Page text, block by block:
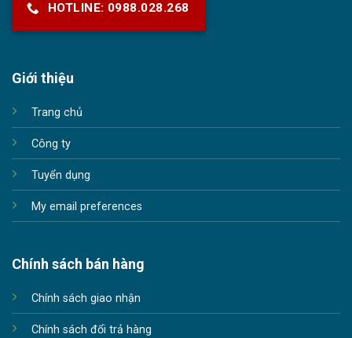
HOTLINE: 0988.028.268
Giới thiệu
Trang chủ
Công ty
Tuyển dụng
My email preferences
Chính sách bán hàng
Chính sách giao nhận
Chính sách đổi trả hàng